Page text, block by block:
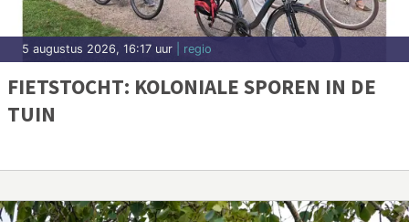
5 augustus 2026, 16:17 uur | regio
FIETSTOCHT: KOLONIALE SPOREN IN DE
TUIN